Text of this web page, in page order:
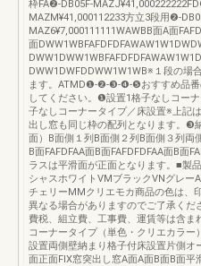
枠FA❷-DB05F-
MAZM¥41,000112233方立3段用❷-
MAZ6¥7,000111111WAWBB面A面
面
DWW1DWFDDWW1W1WB※１段の場
ます。ATMD❶-❷-❸-❹-❺おすすめ品
してください。❶設置1格子なしコー
子なしコーナータイプ／床設置※上記
出し窓も同じ枠の配列となります。❸
面）B面側１列B面側２列B面側３列両
B面FAFDFAA面B面FAFDFDFAA面B面
ラスは平滑面が正面となります。■製
シャスホワイトVMブラックVNグレー
チェリーMMクリエモカ商品の色は、
異なる場合がありますのでご了承くだ
費税、組立費、工事費、運賃等は含ま
コーナータイプ（単色・クリエカラー
設置両側壁納まり格子付床設置片側オ
面正面FIX窓突出し窓A面A面B面B面平